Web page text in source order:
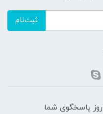
ثبت‌نام
شبانه‌روز پاسخگوی شما